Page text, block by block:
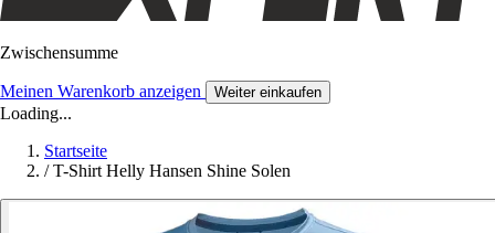
Zwischensumme
Meinen Warenkorb anzeigen Weiter einkaufen
Loading...
Startseite
/ T-Shirt Helly Hansen Shine Solen